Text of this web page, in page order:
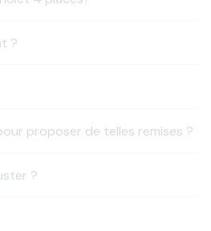
?
proposer de telles remises ?
?